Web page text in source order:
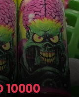
9000